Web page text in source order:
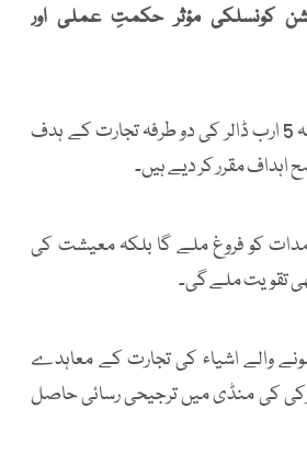
کونسلکی مؤثر حکمتِ عملی اور
دونوں ممالک نے سالانہ 5 ارب ڈالر کی دو طرفہ تجارت کے ہدف
مقرر کر دیے ہیں۔
کو فروغ ملے گا بلکہ معیشت کی
تقویت ملے گی۔
نافذ ہونے والے اشیاء کی تجارت کے معاہدے
کی منڈی میں ترجیحی رسائی حاصل